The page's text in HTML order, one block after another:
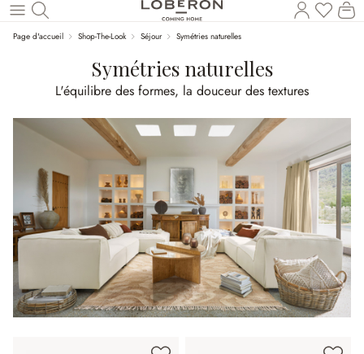
Revenir au contenu principal
Vous
Page d'accueil Shop-The-Look Séjour Symétries naturelles
Symétries naturelles
L'équilibre des formes, la douceur des textures